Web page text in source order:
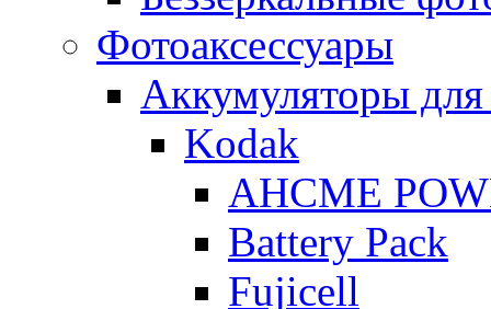
Фотоаксессуары
Аккумуляторы для
Kodak
AHCME
Battery Pack
Fujicell